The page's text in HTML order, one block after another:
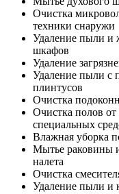
Очистка
техники снаружи
Удаление пыли и
шкафов
Удаление
Удаление пыли с
плинтусов
Очистка
Очистка полов
специальных
Влажная уборка
Мытье раковины
налета
Очистка
Удаление пыли и